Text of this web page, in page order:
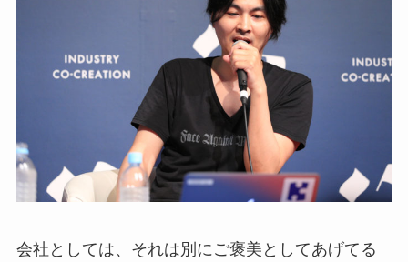
会社としては、それは別にご褒美としてあげてる